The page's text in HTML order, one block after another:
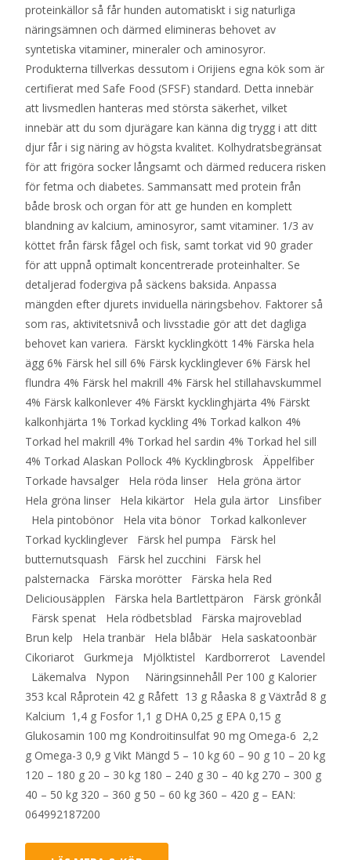
proteinkällor så får hunden automatiskt i sig naturliga
näringsämnen och därmed elimineras behovet av
syntetiska vitaminer, mineraler och aminosyror.
Produkterna tillverkas dessutom i Orijiens egna kök som är
certifierat med Safe Food (SFSF) standard. Detta innebär
att livsmedlen hanteras med största säkerhet, vilket
innebär att du som djurägare kan känna dig trygg i att ditt
djur får i sig näring av högsta kvalitet. Kolhydratsbegränsat
för att frigöra socker långsamt och därmed reducera risken
för fetma och diabetes. Sammansatt med protein från
både brosk och organ för att ge hunden en komplett
blandning av kalcium, aminosyror, samt vitaminer. 1/3 av
köttet från färsk fågel och fisk, samt torkat vid 90 grader
för att uppnå optimalt koncentrerade proteinhalter. Se
detaljerad fodergiva på säckens baksida. Anpassa
mängden efter djurets inviduella näringsbehov. Faktorer så
som ras, aktivitetsnivå och livsstadie gör att det dagliga
behovet kan variera. Färskt kycklingkött 14% Färska hela
ägg 6% Färsk hel sill 6% Färsk kycklinglever 6% Färsk hel
flundra 4% Färsk hel makrill 4% Färsk hel stillahavskummel
4% Färsk kalkonlever 4% Färskt kycklinghjärta 4% Färskt
kalkonhjärta 1% Torkad kyckling 4% Torkad kalkon 4%
Torkad hel makrill 4% Torkad hel sardin 4% Torkad hel sill
4% Torkad Alaskan Pollock 4% Kycklingbrosk Äppelfiber
Torkade havsalger Hela röda linser Hela gröna ärtor
Hela gröna linser Hela kikärtor Hela gula ärtor Linsfiber
Hela pintobönor Hela vita bönor Torkad kalkonlever
Torkad kycklinglever Färsk hel pumpa Färsk hel
butternutsquash Färsk hel zucchini Färsk hel
palsternacka Färska morötter Färska hela Red
Deliciousäpplen Färska hela Bartlettpäron Färsk grönkål
Färsk spenat Hela rödbetsblad Färska majroveblad
Brun kelp Hela tranbär Hela blåbär Hela saskatoonbär
Cikoriarot Gurkmeja Mjölktistel Kardborrerot Lavendel
Läkemalva Nypon Näringsinnehåll Per 100 g Kalorier
353 kcal Råprotein 42 g Råfett 13 g Råaska 8 g Växtråd 8 g
Kalcium 1,4 g Fosfor 1,1 g DHA 0,25 g EPA 0,15 g
Glukosamin 100 mg Kondroitinsulfat 90 mg Omega-6 2,2
g Omega-3 0,9 g Vikt Mängd 5 – 10 kg 60 – 90 g 10 – 20 kg
120 – 180 g 20 – 30 kg 180 – 240 g 30 – 40 kg 270 – 300 g
40 – 50 kg 320 – 360 g 50 – 60 kg 360 – 420 g – EAN:
064992187200